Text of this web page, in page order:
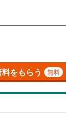
をもらう 無料
島根
佐賀
)
(3)
(0)
(0)
ち方、日当たり